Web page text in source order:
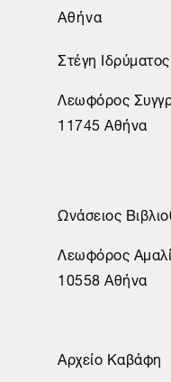
Αθήνα
Στέγη
Λεωφόρος
11745 Αθήνα
Ωνάσειος
Λεωφόρος
10558 Αθήνα
Αρχείο Καβάφη